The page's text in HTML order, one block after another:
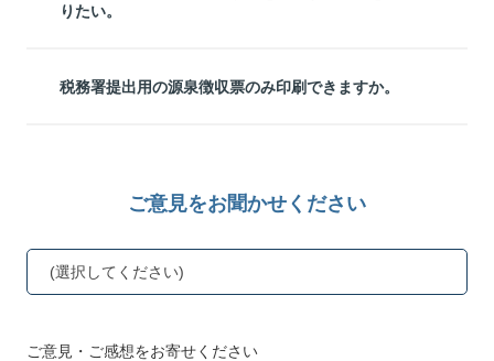
りたい。
税務署提出用の源泉徴収票のみ印刷できますか。
ご意見をお聞かせください
(選択してください)
ご意見・ご感想をお寄せください